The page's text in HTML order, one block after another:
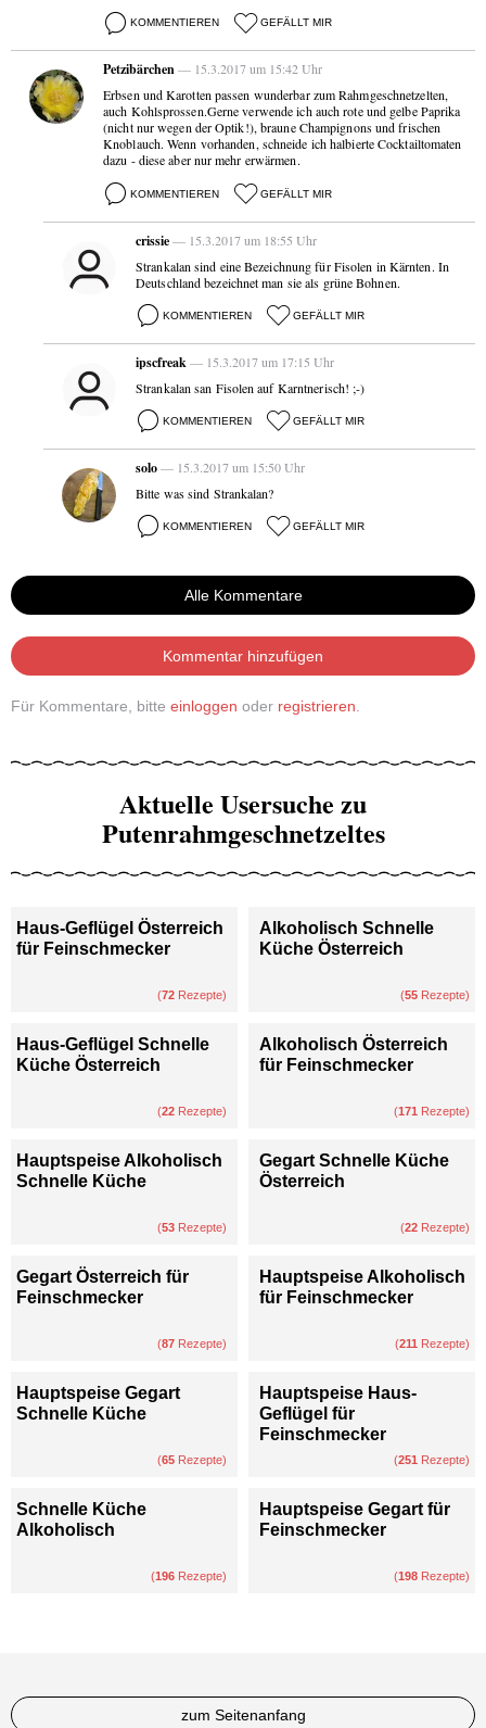
KOMMENTIEREN GEFÄLLT MIR
Petzibärchen— 15.3.2017 um 15:42 Uhr
Erbsen und Karotten passen wunderbar zum Rahmgeschnetzelten,
auch Kohlsprossen.Gerne verwende ich auch rote und gelbe Paprika
(nicht nur wegen der Optik!), braune Champignons und frischen
Knoblauch. Wenn vorhanden, schneide ich halbierte Cocktailtomaten
dazu - diese aber nur mehr erwärmen.
KOMMENTIEREN GEFÄLLT MIR
crissie— 15.3.2017 um 18:55 Uhr
Strankalan sind eine Bezeichnung für Fisolen in Kärnten. In
Deutschland bezeichnet man sie als grüne Bohnen.
KOMMENTIEREN GEFÄLLT MIR
ipscfreak— 15.3.2017 um 17:15 Uhr
Strankalan san Fisolen auf Karntnerisch! ;-)
KOMMENTIEREN GEFÄLLT MIR
solo— 15.3.2017 um 15:50 Uhr
Bitte was sind Strankalan?
KOMMENTIEREN GEFÄLLT MIR
Alle Kommentare
Kommentar hinzufügen
Für Kommentare, bitte einloggen oder registrieren
Aktuelle Usersuche zu
Putenrahmgeschnetzeltes
Haus-Geflügel Österreich
für Feinschmecker
(72 Rezepte)
Alkoholisch Schnelle
Küche Österreich
(55 Rezepte)
Haus-Geflügel Schnelle
Küche Österreich
(22 Rezepte)
Alkoholisch Österreich
für Feinschmecker
(171 Rezepte)
Hauptspeise Alkoholisch
Schnelle Küche
(53 Rezepte)
Gegart Schnelle Küche
Österreich
(22 Rezepte)
Gegart Österreich für
Feinschmecker
(87 Rezepte)
Hauptspeise Alkoholisch
für Feinschmecker
(211 Rezepte)
Hauptspeise Gegart
Schnelle Küche
(65 Rezepte)
Hauptspeise Haus-
Geflügel für
Feinschmecker
(251 Rezepte)
Schnelle Küche
Alkoholisch
(196 Rezepte)
Hauptspeise Gegart für
Feinschmecker
(198 Rezepte)
zum Seitenanfang